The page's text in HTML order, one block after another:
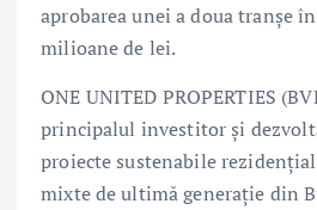
aprobarea unei a doua tranșe
milioane de lei.
ONE UNITED PROPERTIES
principalul investitor și
proiecte sustenabile
mixte de ultimă generație din